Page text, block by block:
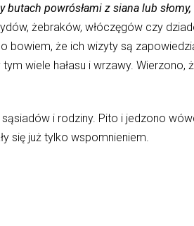
powrósłami z siana lub słomy,
żebraków, włóczęgów czy
bowiem, że ich wizyty są
wiele hałasu i wrzawy. Wierzono,
i rodziny. Pito i jedzono
się już tylko wspomnieniem.